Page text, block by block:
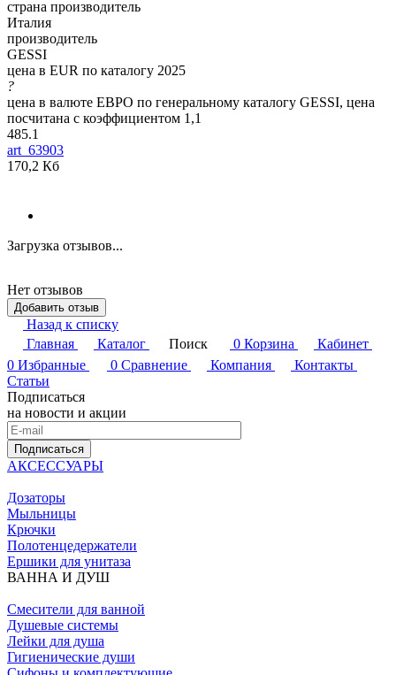
страна производитель
Италия
производитель
GESSI
цена в EUR по каталогу 2025
?
цена в валюте ЕВРО по генеральному каталогу GESSI, цена
посчитана с коэффициентом 1,1
485.1
art_63903
170,2 Кб
Загрузка отзывов...
Нет отзывов
Добавить отзыв
Назад к списку
Главная
Каталог Поиск 0 Корзина
Кабинет
0 Избранные 0 Сравнение Компания
Контакты
Статьи
Подписаться
на новости и акции
Подписаться
АКСЕССУАРЫ
Дозаторы
Мыльницы
Крючки
Полотенцедержатели
Ершики для унитаза
ВАННА И ДУШ
Смесители для ванной
Душевые системы
Лейки для душа
Гигиенические души